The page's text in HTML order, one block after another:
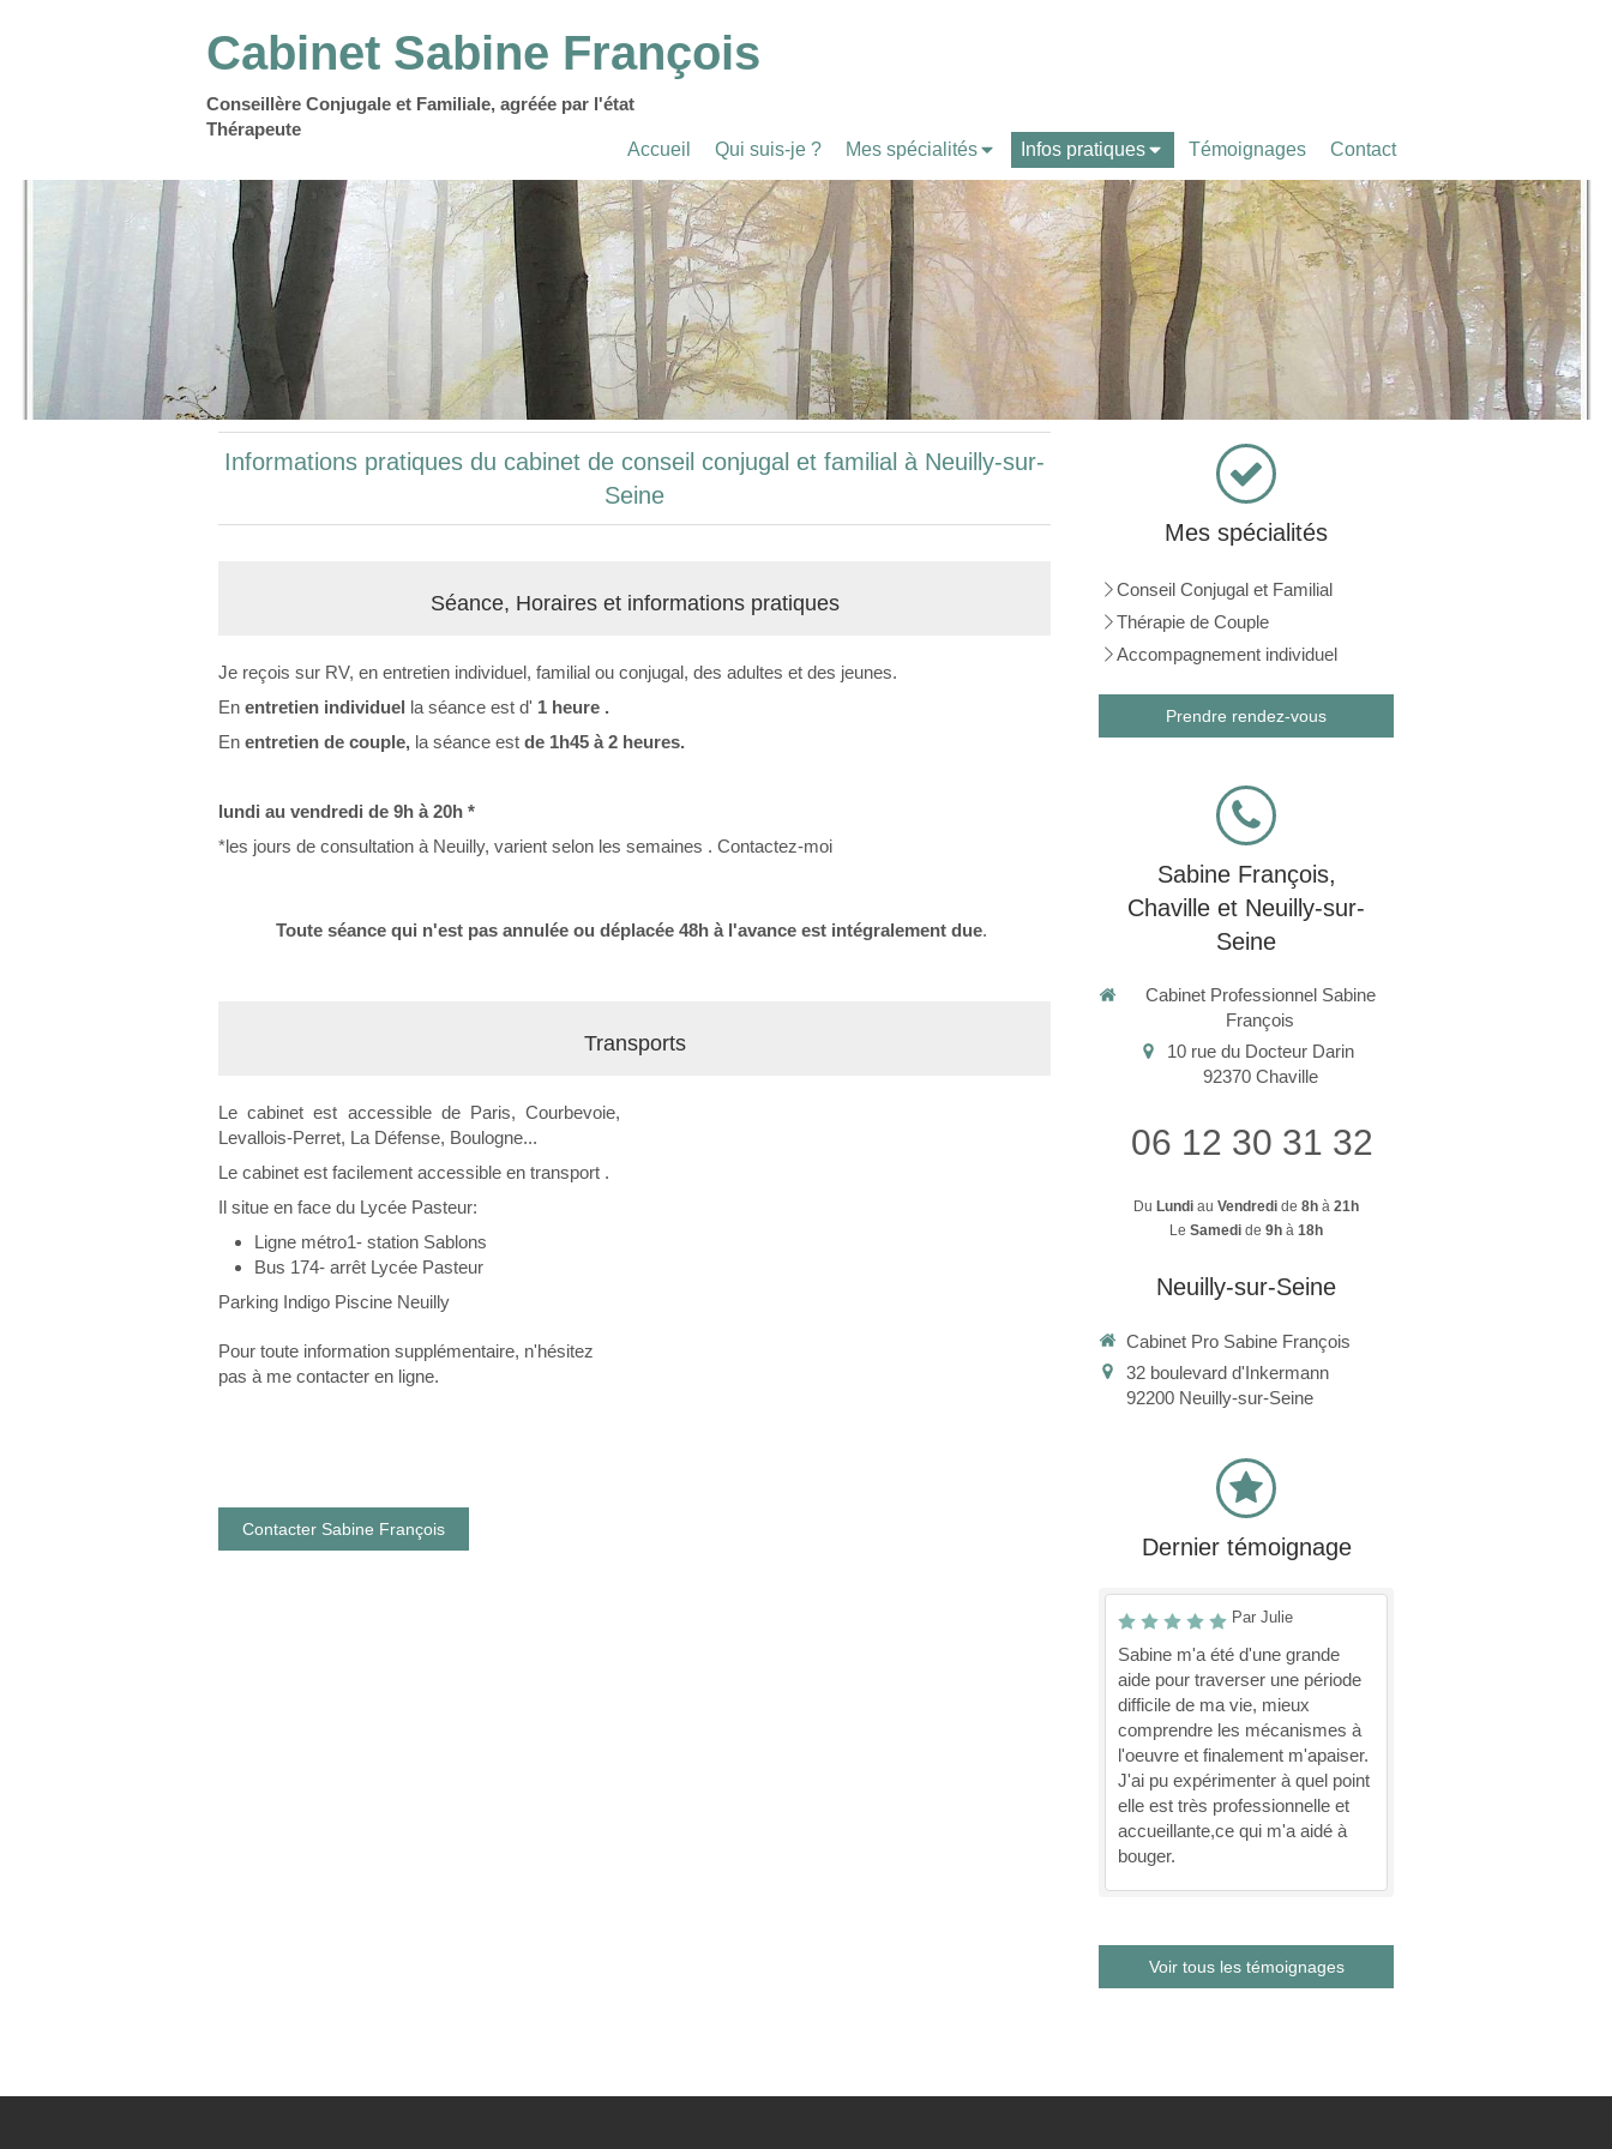
Cabinet Sabine François
Conseillère Conjugale et Familiale, agréée par l'état
Thérapeute
Accueil
Qui suis-je ? Mes spécialités Infos pratiques Témoignages Contact
Informations pratiques du cabinet de conseil conjugal et familial à Neuilly-sur-
Seine
Séance, Horaires et informations pratiques
Je reçois sur RV, en entretien individuel, familial ou conjugal, des adultes et des jeunes.
En entretien individuel la séance est d' 1 heure .
En entretien de couple, la séance est de 1h45 à 2 heures.
lundi au vendredi de 9h à 20h *
*les jours de consultation à Neuilly, varient selon les semaines . Contactez-moi
Toute séance qui n'est pas annulée ou déplacée 48h à l'avance est intégralement due.
Transports
Le cabinet est accessible de Paris, Courbevoie,
Levallois-Perret, La Défense, Boulogne...
Le cabinet est facilement accessible en transport .
Il situe en face du Lycée Pasteur:
Ligne métro1- station Sablons
Bus 174- arrêt Lycée Pasteur
Parking Indigo Piscine Neuilly
Pour toute information supplémentaire, n'hésitez
pas à me contacter en ligne.
Contacter Sabine François
Mes spécialités
Conseil Conjugal et Familial
Thérapie de Couple
Accompagnement individuel
Prendre rendez-vous
Sabine François,
Chaville et Neuilly-sur-
Seine
Cabinet Professionnel Sabine
François
10 rue du Docteur Darin
92370 Chaville
06 12 30 31 32
Du Lundi auVendredi de8h à21h
LeSamedi de9h à18h
Neuilly-sur-Seine
Cabinet Pro Sabine François
32 boulevard d'Inkermann
92200 Neuilly-sur-Seine
Dernier témoignage
Par Julie
Sabine m'a été d'une grande
aide pour traverser une période
difficile de ma vie, mieux
comprendre les mécanismes à
l'oeuvre et finalement m'apaiser.
J'ai pu expérimenter à quel point
elle est très professionnelle et
accueillante,ce qui m'a aidé à
bouger.
Voir tous les témoignages